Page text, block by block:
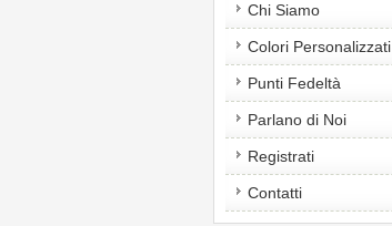
Chi Siamo
Colori Personalizzati
Punti Fedeltà
Parlano di Noi
Registrati
Contatti